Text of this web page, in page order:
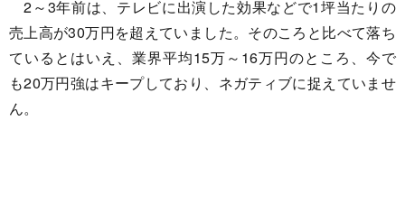
2～3年前は、テレビに出演した効果などで1坪当たりの
売上高が30万円を超えていました。そのころと比べて落ち
ているとはいえ、業界平均15万～16万円のところ、今で
も20万円強はキープしており、ネガティブに捉えていませ
ん。